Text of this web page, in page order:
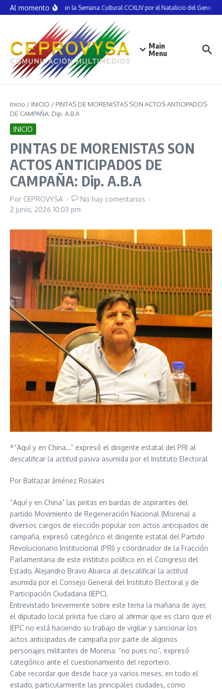
Saltar al contenido
Al momentoInauguran la Semana Cultural CCXLIV por el Natalicio del General
Main
Menu
Inicio / INICIO / PINTAS DE MORENISTAS SON ACTOS ANTICIPADOS
DE CAMPAÑA: Dip. A.B.A
INICIO
PINTAS DE MORENISTAS SON
ACTOS ANTICIPADOS DE
CAMPAÑA: Dip. A.B.A
Por CEPROVYSA
No hay comentarios
2 junio, 2026 10:03 pm
*“Aquí y en China…” expresó el dirigente estatal del PRI al
descalificar la actitud pasiva asumida por el Instituto Electoral
Por Baltazar Jiménez Rosales
“Aquí y en China” las pintas en bardas de aspirantes del
partido Movimiento de Regeneración Nacional (Morena) a
diversos cargos de elección popular son actos anticipados de
campaña, expresó categórico el dirigente estatal del Partido
Revolucionario Institucional (PRI) y coordinador de la Fracción
Parlamentaria de este instituto político en el Congreso del
Estado, Alejandro Bravo Abarca al descalificar la actitud
asumida por el Consejo General del Instituto Electoral y de
Participación Ciudadana (IEPC).
Entrevistado brevemente sobre este tema la mañana de ayer,
el diputado local priista fue claro al afirmar que es claro que el
IEPC no está haciendo su trabajo de vigilar y sancionar los
actos anticipados de campaña por parte de algunos
personajes militantes de Morena: “no pues no”, expresó
categórico ante el cuestionamiento del reportero.
Cabe recordar que desde hace ya varios meses, en todo el
estado, particularmente las principales ciudades, como